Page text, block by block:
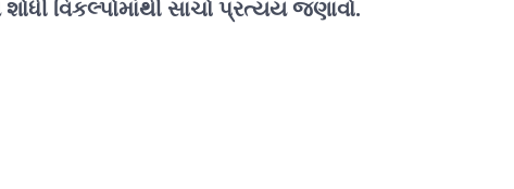
વિકલ્પોમાંથી સાચો પ્રત્યય જણાવો.